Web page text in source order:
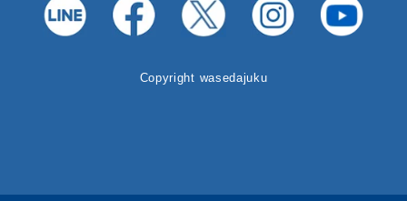
Copyright wasedajuku